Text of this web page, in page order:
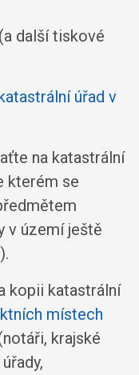
další tiskové
úřad v
na katastrální
kterém se
v území ještě
kopii katastrální
místech
krajské